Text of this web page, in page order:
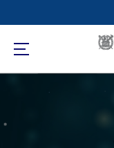
로
메